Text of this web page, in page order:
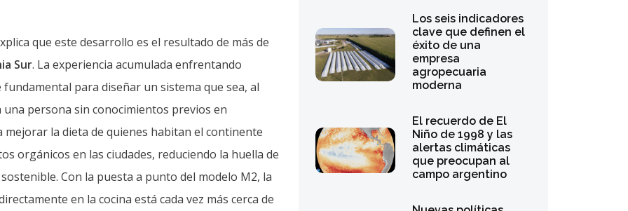
que este desarrollo es el resultado de más de
Sur. La experiencia acumulada enfrentando
para diseñar un sistema que sea, al
persona sin conocimientos previos en
la dieta de quienes habitan el continente
orgánicos en las ciudades, reduciendo la huella de
Con la puesta a punto del modelo M2, la
en la cocina está cada vez más cerca de
Los seis indicadores
clave que definen el
éxito de una
empresa
agropecuaria
moderna
El recuerdo de El
Niño de 1998 y las
alertas climáticas
que preocupan al
campo argentino